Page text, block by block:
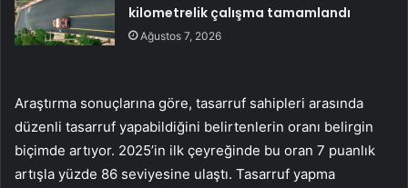
kilometrelik çalışma tamamlandı
Ağustos 7, 2026
Araştırma sonuçlarına göre, tasarruf sahipleri arasında
düzenli tasarruf yapabildiğini belirtenlerin oranı belirgin
biçimde artıyor. 2025’in ilk çeyreğinde bu oran 7 puanlık
artışla yüzde 86 seviyesine ulaştı. Tasarruf yapma